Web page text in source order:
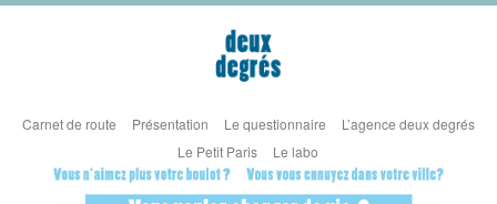
Carnet de route Présentation Le questionnaire
L’agence deux degrés
Le Petit Paris
Le labo